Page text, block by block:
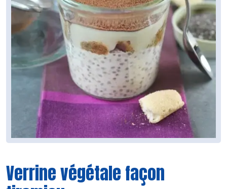
Verrine végétale façon